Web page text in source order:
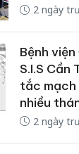
2 ngày
Bệnh
S.I.S Cần
tắc mạch
nhiều
2 ngày